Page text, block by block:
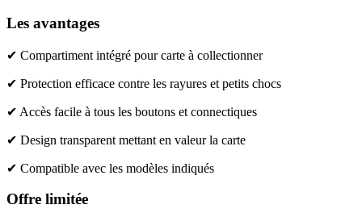
Les avantages
✔ Compartiment intégré pour carte à collectionner
✔ Protection efficace contre les rayures et petits chocs
✔ Accès facile à tous les boutons et connectiques
✔ Design transparent mettant en valeur la carte
✔ Compatible avec les modèles indiqués
Offre limitée